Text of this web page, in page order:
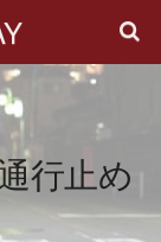
行止め